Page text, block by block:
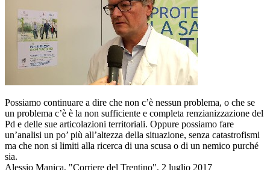
Possiamo continuare a dire che non c’è nessun problema, o che se
un problema c’è è la non sufficiente e completa renzianizzazione del
Pd e delle sue articolazioni territoriali. Oppure possiamo fare
un’analisi un po’ più all’altezza della situazione, senza catastrofismi
ma che non si limiti alla ricerca di una scusa o di un nemico purché
sia.
Alessio Manica, "Corriere del Trentino", 2 luglio 2017